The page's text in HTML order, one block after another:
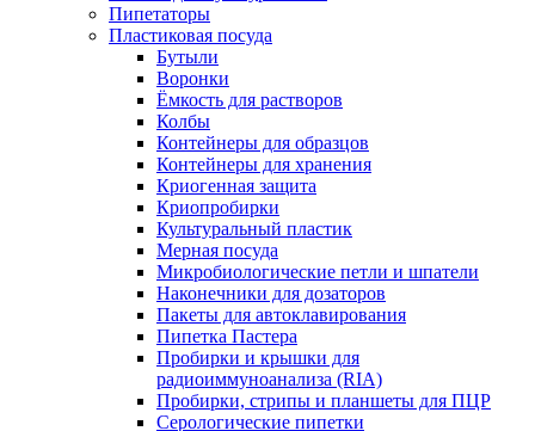
Пипетаторы
Пластиковая посуда
Бутыли
Воронки
Ёмкость для растворов
Колбы
Контейнеры для образцов
Контейнеры для хранения
Криогенная защита
Криопробирки
Культуральный пластик
Мерная посуда
Микробиологические петли и шпатели
Наконечники для дозаторов
Пакеты для автоклавирования
Пипетка Пастера
Пробирки и крышки для
радиоиммуноанализа (RIA)
Пробирки, стрипы и планшеты для ПЦР
Серологические пипетки